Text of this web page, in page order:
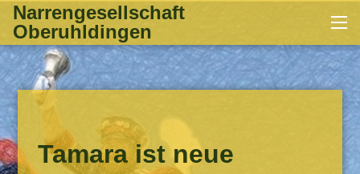
Zum
Inhalt
springen
Narrengesellschaft
Oberuhldingen
Tamara ist neue